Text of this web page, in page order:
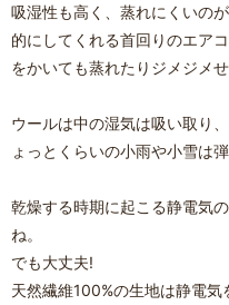
吸湿性も高く、蒸れにくいの
的にしてくれる首回りのエア
をかいても蒸れたりジメジメ
ウールは中の湿気は吸い取り
ょっとくらいの小雨や小雪は
乾燥する時期に起こる静電気
ね。
でも大丈夫!
天然繊維100%の生地は静電